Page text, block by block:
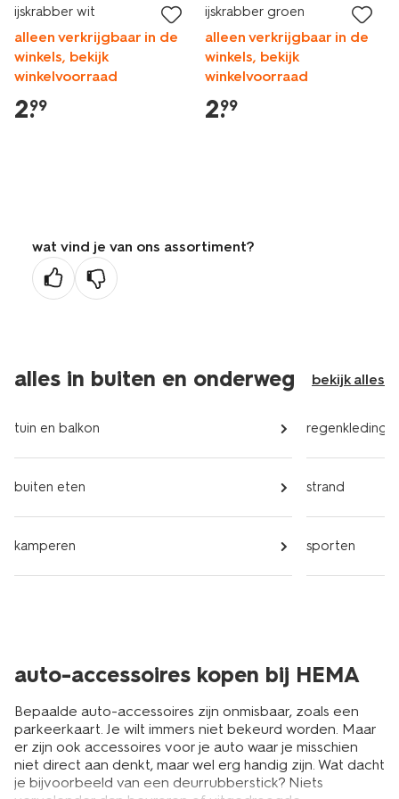
ijskrabber wit
alleen verkrijgbaar in de
winkels, bekijk
winkelvoorraad
2.
99
ijskrabber groen
alleen verkrijgbaar in de
winkels, bekijk
winkelvoorraad
2.
99
wat vind je van ons assortiment?
alles in buiten en onderweg bekijk alles
tuin en balkon
buiten eten
kamperen
regenkleding
strand
sporten
auto-accessoires kopen bij HEMA
Bepaalde auto-accessoires zijn onmisbaar, zoals een
parkeerkaart. Je wilt immers niet bekeurd worden. Maar
er zijn ook accessoires voor je auto waar je misschien
niet direct aan denkt, maar wel erg handig zijn. Wat dacht
je bijvoorbeeld van een deurrubberstick? Niets